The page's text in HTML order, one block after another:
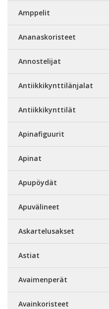
Amppelit
Ananaskoristeet
Annostelijat
Antiikkikynttilänjalat
Antiikkikynttilät
Apinafiguurit
Apinat
Apupöydät
Apuvälineet
Askartelusakset
Astiat
Avaimenperät
Avainkoristeet